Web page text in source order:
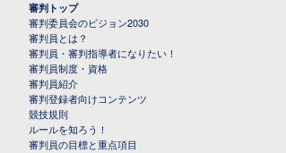
審判トップ
審判委員会のビジョン2030
審判員とは？
審判員・審判指導者になりたい！
審判員制度・資格
審判員紹介
審判登録者向けコンテンツ
競技規則
ルールを知ろう！
審判員の目標と重点項目